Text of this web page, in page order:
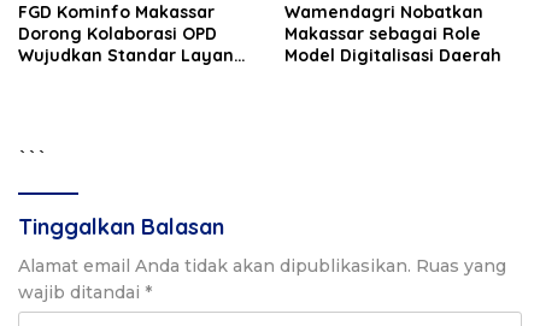
FGD Kominfo Makassar
Dorong Kolaborasi OPD
Wujudkan Standar Layanan
Wamendagri Nobatkan
Makassar sebagai Role
Model Digitalisasi Daerah
```
Tinggalkan Balasan
Alamat email Anda tidak akan dipublikasikan. Ruas yang
wajib ditandai *